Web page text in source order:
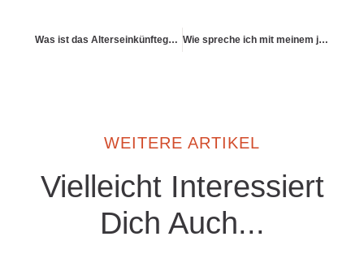
Was ist das Alterseinkünftegesetz – und wie greift es bei Kapitalanlagen? Wie spreche ich mit meinem jüngeren Ich über Geld?
WEITERE ARTIKEL
Vielleicht Interessiert
Dich Auch...